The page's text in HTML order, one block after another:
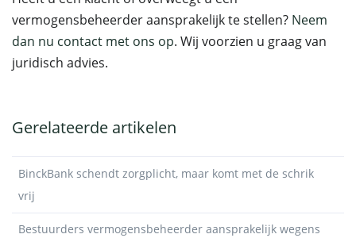
vermogensbeheerder aansprakelijk te stellen? Neem
dan nu contact met ons op. Wij voorzien u graag van
juridisch advies.
Gerelateerde artikelen
BinckBank schendt zorgplicht, maar komt met de schrik
vrij
Bestuurders vermogensbeheerder aansprakelijk wegens